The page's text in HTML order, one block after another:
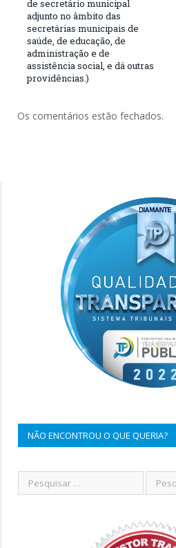
de secretário municipal
adjunto no âmbito das
secretárias municipais de
saúde, de educação, de
administração e de
assistência social, e dá outras
providências.)
Os comentários estão fechados.
NÃO ENCONTROU O QUE QUERIA?